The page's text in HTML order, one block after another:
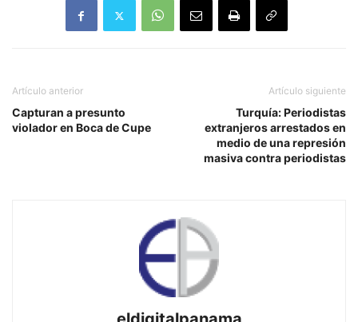
Artículo anterior
Capturan a presunto
violador en Boca de Cupe
Artículo siguiente
Turquía: Periodistas
extranjeros arrestados en
medio de una represión
masiva contra periodistas